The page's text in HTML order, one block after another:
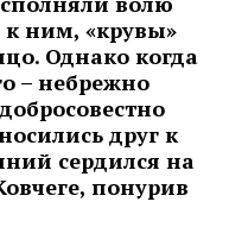
ним, «крувы»
Однако когда
– небрежно
друг к
сердился на
понурив